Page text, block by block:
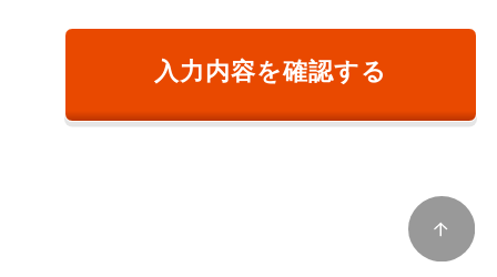
①ご本人様確認のため
②商品またはサービスのご提供およびその対
価のご請求のため
④商品およびサービスの改善、企画、研究お
入力内容を確認する